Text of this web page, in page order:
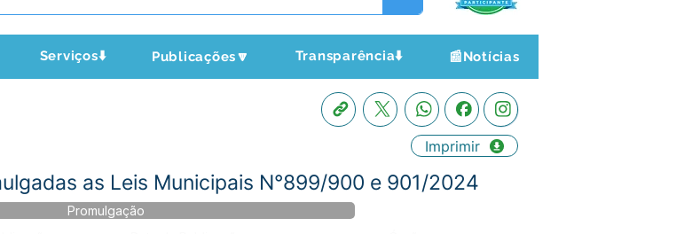
Serviços⬇️ Publicações🔽 Transparência⬇️ 📰Notícias
Imprimir
as Leis Municipais N°899/900 e 901/2024
Promulgação